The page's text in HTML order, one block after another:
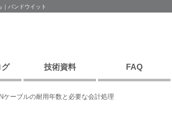
パンドウイット
技術資料 FAQ
ケーブルの耐用年数と必要な会計処理